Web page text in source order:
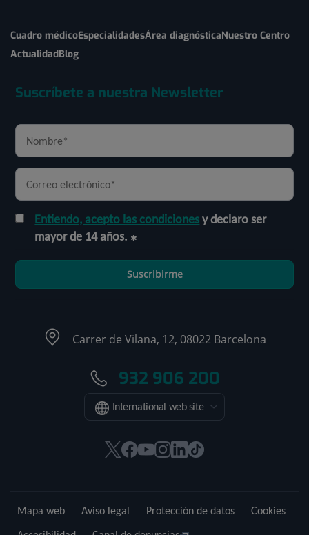
Cuadro médicoEspecialidadesÁrea diagnósticaNuestro Centro
ActualidadBlog
Suscríbete a nuestra Newsletter
Entiendo, acepto las condicionesy declaro ser
mayor de 14 años.
Suscribirme
Carrer de Vilana, 12, 08022 Barcelona
932 906 200
International web site
Este
en
Este
en
Este
en
Este
en
Este
en
Enlace
externa.
Mapa web Aviso legal Protección de datos
Cookies